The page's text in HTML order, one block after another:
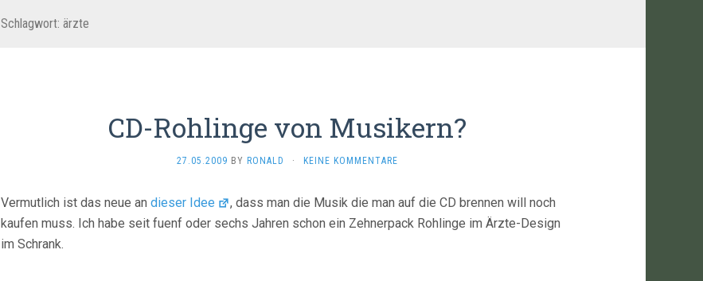
Schlagwort: ärzte
CD-Rohlinge von Musikern?
27.05.2009 BY RONALD · KEINE KOMMENTARE
Vermutlich ist das neue an dieser Idee
, dass man die Musik die man auf die CD brennen will noch
kaufen muss. Ich habe seit fuenf oder sechs Jahren schon ein Zehnerpack Rohlinge im Ärzte-Design
im Schrank.